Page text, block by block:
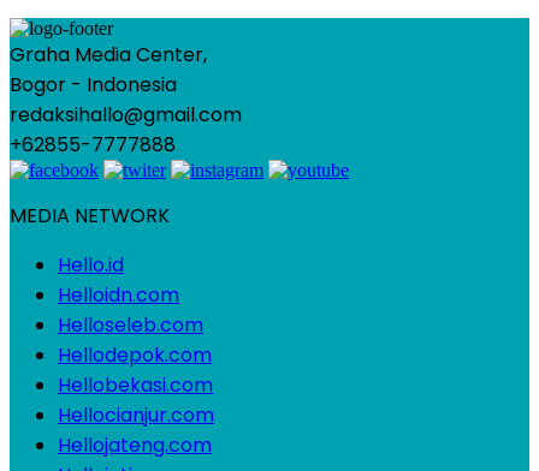
Graha Media Center,
Bogor - Indonesia
redaksihallo@gmail.com
+62855-7777888
MEDIA NETWORK
Hello.id
Helloidn.com
Helloseleb.com
Hellodepok.com
Hellobekasi.com
Hellocianjur.com
Hellojateng.com